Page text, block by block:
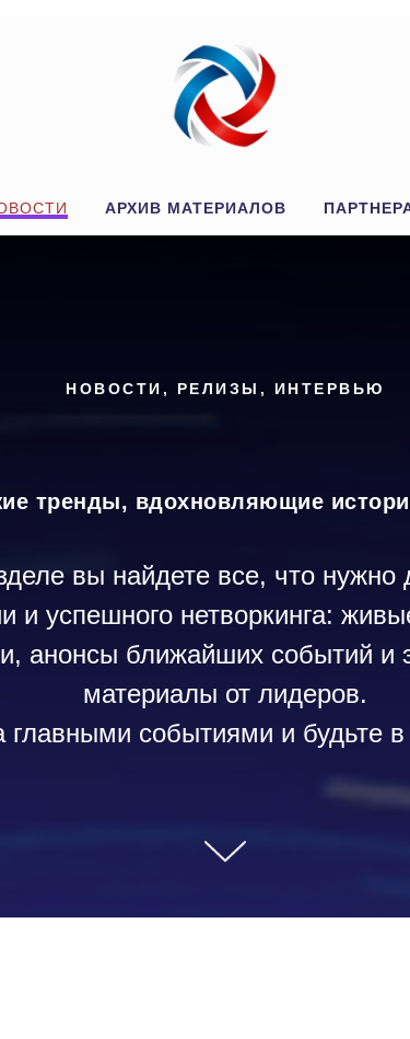
АРХИВ МАТЕРИАЛОВ
НОВОСТИ, РЕЛИЗЫ, ИНТЕРВЬЮ
тренды, вдохновляющие
вы найдете все, что нужно
и успешного нетворкинга:
анонсы ближайших событий и
материалы от лидеров.
главными событиями и будьте